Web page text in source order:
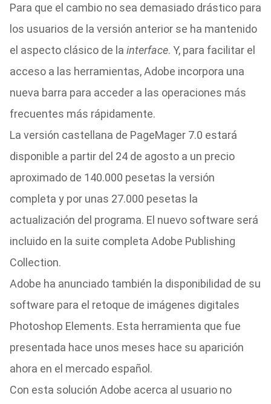
Para que el cambio no sea demasiado drástico para
los usuarios de la versión anterior se ha mantenido
el aspecto clásico de la interface. Y, para facilitar el
acceso a las herramientas, Adobe incorpora una
nueva barra para acceder a las operaciones más
frecuentes más rápidamente.
La versión castellana de PageMager 7.0 estará
disponible a partir del 24 de agosto a un precio
aproximado de 140.000 pesetas la versión
completa y por unas 27.000 pesetas la
actualización del programa. El nuevo software será
incluido en la suite completa Adobe Publishing
Collection.
Adobe ha anunciado también la disponibilidad de su
software para el retoque de imágenes digitales
Photoshop Elements. Esta herramienta que fue
presentada hace unos meses hace su aparición
ahora en el mercado español.
Con esta solución Adobe acerca al usuario no